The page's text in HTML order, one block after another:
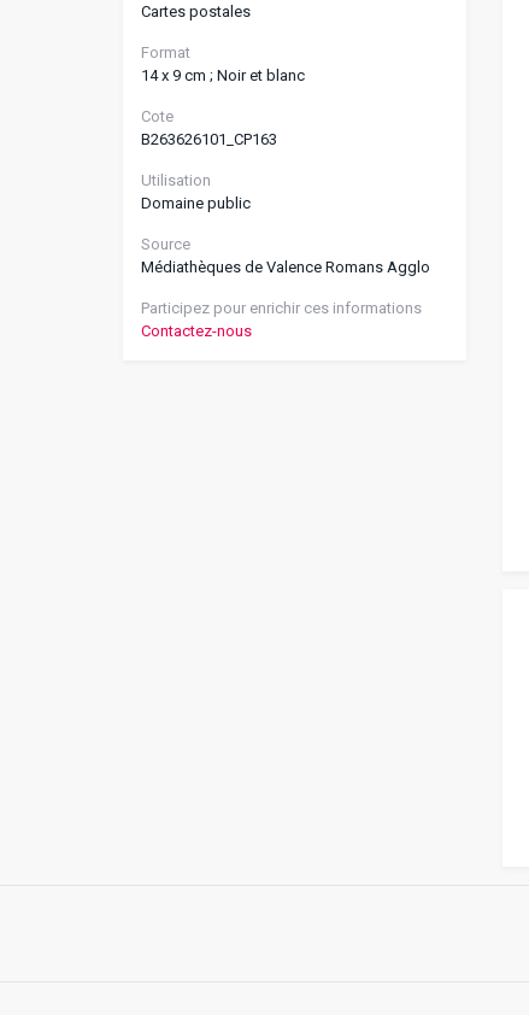
Cartes postales
Format
14 x 9 cm ; Noir et blanc
Cote
B263626101_CP163
Utilisation
Domaine public
Source
Médiathèques de Valence Romans Agglo
Participez pour enrichir ces informations
Contactez-nous